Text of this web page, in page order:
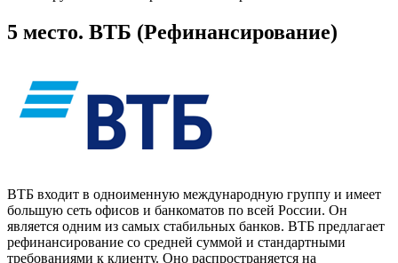
5 место. ВТБ (Рефинансирование)
ВТБ входит в одноименную международную группу и имеет
большую сеть офисов и банкоматов по всей России. Он
является одним из самых стабильных банков. ВТБ предлагает
рефинансирование со средней суммой и стандартными
требованиями к клиенту. Оно распространяется на